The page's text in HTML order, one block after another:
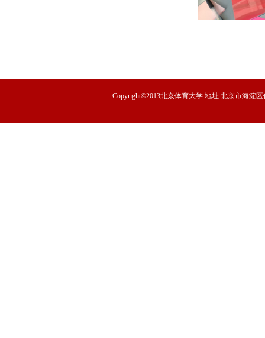
Copyright©2013北京体育大学 地址:北京市海淀